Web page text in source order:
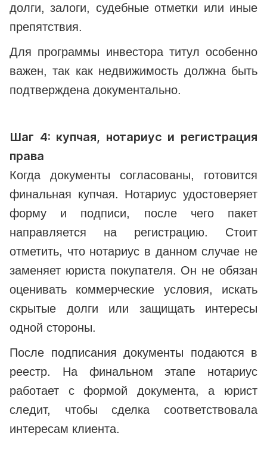
долги, залоги, судебные отметки или иные
препятствия.
Для программы инвестора титул особенно
важен, так как недвижимость должна быть
подтверждена документально.
Шаг 4: купчая, нотариус и регистрация
права
Когда документы согласованы, готовится
финальная купчая. Нотариус удостоверяет
форму и подписи, после чего пакет
направляется на регистрацию. Стоит
отметить, что нотариус в данном случае не
заменяет юриста покупателя. Он не обязан
оценивать коммерческие условия, искать
скрытые долги или защищать интересы
одной стороны.
После подписания документы подаются в
реестр. На финальном этапе нотариус
работает с формой документа, а юрист
следит, чтобы сделка соответствовала
интересам клиента.